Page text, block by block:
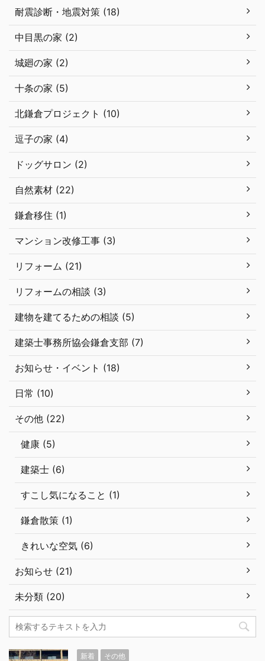
耐震診断・地震対策 (18)
中目黒の家 (2)
城廻の家 (2)
十条の家 (5)
北鎌倉プロジェクト (10)
逗子の家 (4)
ドッグサロン (2)
自然素材 (22)
鎌倉移住 (1)
マンション改修工事 (3)
リフォーム (21)
リフォームの相談 (3)
建物を建てるための相談 (5)
建築士事務所協会鎌倉支部 (7)
お知らせ・イベント (18)
日常 (10)
その他 (22)
健康 (5)
建築士 (6)
すこし気になること (1)
鎌倉散策 (1)
きれいな空気 (6)
お知らせ (21)
未分類 (20)
新着 その他